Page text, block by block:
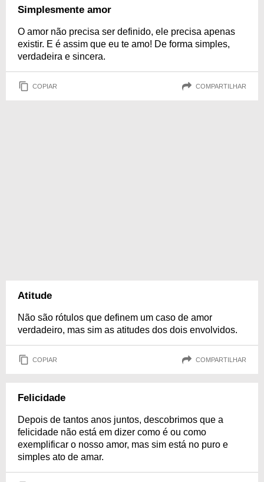
Simplesmente amor
O amor não precisa ser definido, ele precisa apenas
existir. E é assim que eu te amo! De forma simples,
verdadeira e sincera.
COPIAR COMPARTILHAR
Atitude
Não são rótulos que definem um caso de amor
verdadeiro, mas sim as atitudes dos dois envolvidos.
COPIAR COMPARTILHAR
Felicidade
Depois de tantos anos juntos, descobrimos que a
felicidade não está em dizer como é ou como
exemplificar o nosso amor, mas sim está no puro e
simples ato de amar.